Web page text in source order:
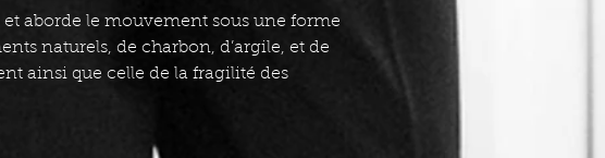
aborde le mouvement sous une forme
naturels, de charbon, d’argile, et de
ainsi que celle de la fragilité des